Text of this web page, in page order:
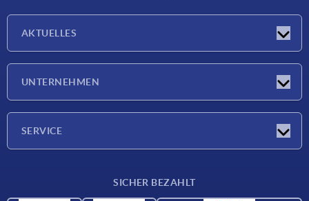
AKTUELLES
UNTERNEHMEN
SERVICE
SICHER BEZAHLT